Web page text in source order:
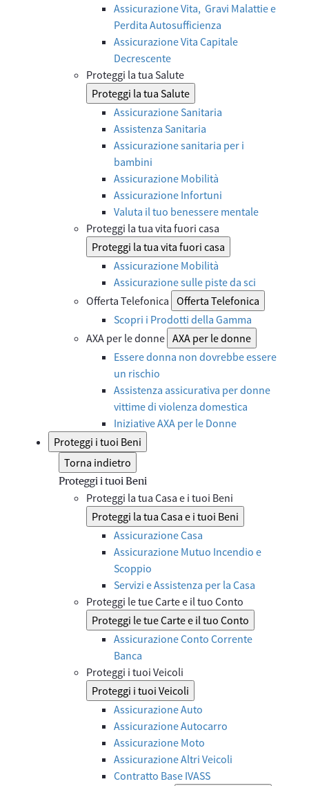
Assicurazione Vita, Gravi Malattie e
Perdita Autosufficienza
Assicurazione Vita Capitale
Decrescente
Proteggi la tua Salute
Proteggi la tua Salute
Assicurazione Sanitaria
Assistenza Sanitaria
Assicurazione sanitaria per i
bambini
Assicurazione Mobilità
Assicurazione Infortuni
Valuta il tuo benessere mentale
Proteggi la tua vita fuori casa
Proteggi la tua vita fuori casa
Assicurazione Mobilità
Assicurazione sulle piste da sci
Offerta Telefonica Offerta Telefonica
Scopri i Prodotti della Gamma
AXA per le donne AXA per le donne
Essere donna non dovrebbe essere
un rischio
Assistenza assicurativa per donne
vittime di violenza domestica
Iniziative AXA per le Donne
Proteggi i tuoi Beni
Torna indietro
Proteggi i tuoi Beni
Proteggi la tua Casa e i tuoi Beni
Proteggi la tua Casa e i tuoi Beni
Assicurazione Casa
Assicurazione Mutuo Incendio e
Scoppio
Servizi e Assistenza per la Casa
Proteggi le tue Carte e il tuo Conto
Proteggi le tue Carte e il tuo Conto
Assicurazione Conto Corrente
Banca
Proteggi i tuoi Veicoli
Proteggi i tuoi Veicoli
Assicurazione Auto
Assicurazione Autocarro
Assicurazione Moto
Assicurazione Altri Veicoli
Contratto Base IVASS